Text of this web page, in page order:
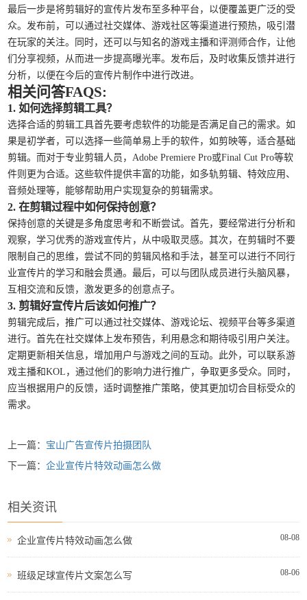
最后一步是将剪辑好的宣传片发布至多种平台，以便覆盖更广泛的受
众。发布前，可以通过社交媒体、游戏社区等渠道进行预热，吸引潜
在玩家的关注。同时，还可以与知名的游戏主播和评测师合作，让他
们分享视频，从而进一步提高曝光率。发布后，及时收集反馈并进行
分析，以便在今后的宣传片制作中进行改进。
相关问答FAQS:
1. 如何选择剪辑工具？
选择合适的剪辑工具首先要考虑软件的功能是否满足自己的需求。如
果是初学者，可以选择一些简单易上手的软件，如剪映等，适合基础
剪辑。而对于专业剪辑人员，Adobe Premiere Pro或Final Cut Pro等软
件则更为合适。这些软件提供丰富的功能，如多轨剪辑、特效应用、
音频处理等，能够帮助用户实现复杂的剪辑需求。
2. 在剪辑过程中如何保持创意？
保持创意的关键是多角度思考和不断尝试。首先，要经常进行分析和
观察，学习优秀的游戏宣传片，从中吸取灵感。其次，在剪辑时不要
限制自己的思维，尝试不同的剪辑风格和手法，甚至可以进行不同行
业宣传片的学习和融会贯通。最后，可以与团队成员进行头脑风暴，
互相交流和反馈，激发更多的创意点子。
3. 剪辑好宣传片后该如何推广？
剪辑完成后，推广可以通过社交媒体、游戏论坛、视频平台等多渠道
进行。首先在社交媒体上发布预告，利用悬念和期待吸引用户关注。
定期更新相关信息，增加用户与游戏之间的互动。此外，可以联系游
戏主播和KOL，通过他们的影响力进行推广，争取更多受众。同时，
应当根据用户的反馈，适时调整推广策略，使其更加切合目标受众的
需求。
上一篇： 宝山广告宣传片拍摄团队
下一篇：企业宣传片特效动画怎么做
相关资讯
08-08
企业宣传片特效动画怎么做
08-06
班级足球宣传片文案怎么写